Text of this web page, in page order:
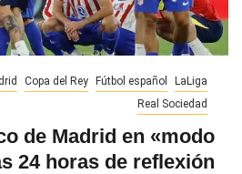
Copa del Rey Fútbol español
LaLiga
Real Sociedad
de Madrid en «modo
24 horas de reflexión